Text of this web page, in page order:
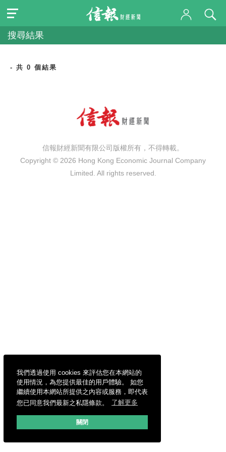
我們透過使用 cookies 來評估您在本網站的
使用情況，為您提供最佳的用戶體驗。 如您
繼續使用本網站所提供之內容或服務，即代表
您已同意我們最新之私隱條款。
了解更多
關閉
搜尋結果
- 共 0 個結果
信報財經新聞有限公司版權所有，不得轉載。
Copyright © 2026 Hong Kong Economic Journal Company
Limited. All rights reserved.